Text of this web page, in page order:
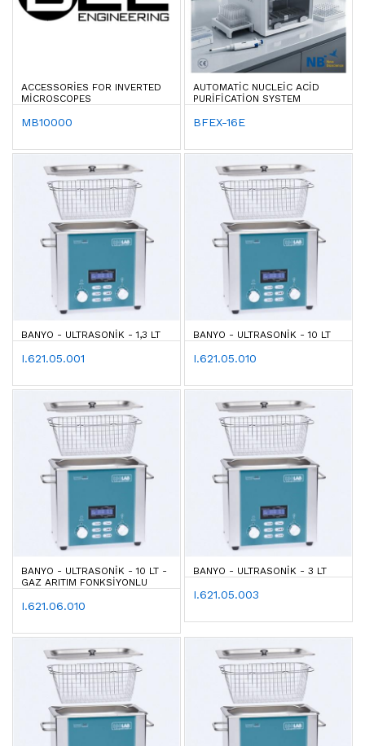
ACCESSORIES FOR INVERTED
MICROSCOPES
MB10000
AUTOMATIC NUCLEIC ACID
PURIFICATION SYSTEM
BFEX-16E
BANYO - ULTRASONIK - 1,3 LT
I.621.05.001
BANYO - ULTRASONIK - 10 LT
I.621.05.010
BANYO - ULTRASONIK - 10 LT -
GAZ ARITIM FONKSIYONLU
I.621.06.010
BANYO - ULTRASONIK - 3 LT
I.621.05.003